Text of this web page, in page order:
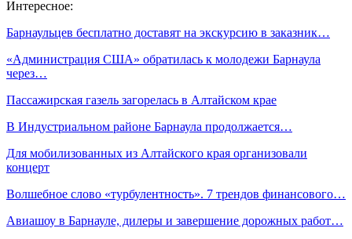
Интересное:
Барнаульцев бесплатно доставят на экскурсию в заказник…
«Администрация США» обратилась к молодежи Барнаула
через…
Пассажирская газель загорелась в Алтайском крае
В Индустриальном районе Барнаула продолжается…
Для мобилизованных из Алтайского края организовали
концерт
Волшебное слово «турбулентность». 7 трендов финансового…
Авиашоу в Барнауле, дилеры и завершение дорожных работ…